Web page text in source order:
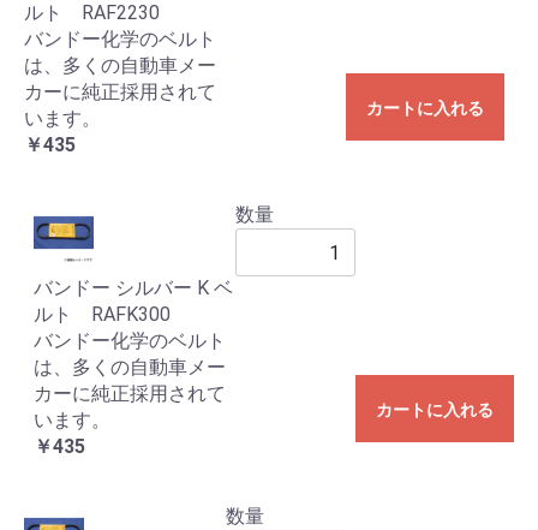
ルト RAF2230
バンドー化学のベルト
は、多くの自動車メー
カーに純正採用されて
います。
￥435
カートに入れる
バンドー シルバー K ベ
ルト RAFK300
バンドー化学のベルト
は、多くの自動車メー
カーに純正採用されて
います。
￥435
数量
カートに入れる
数量